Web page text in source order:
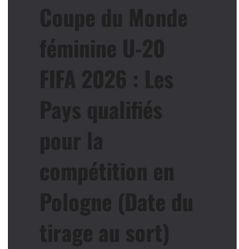
Coupe du Monde
féminine U-20
FIFA 2026 : Les
Pays qualifiés
pour la
compétition en
Pologne (Date du
tirage au sort)